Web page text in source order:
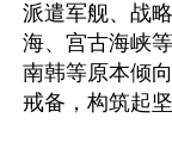
派遣军舰、战
海、宫古海峡
南韩等原本倾
戒备，构筑起